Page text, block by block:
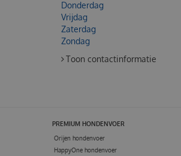
Donderdag
Vrijdag
Zaterdag
Zondag
Toon contactinformatie
PREMIUM HONDENVOER
Orijen hondenvoer
HappyOne hondenvoer